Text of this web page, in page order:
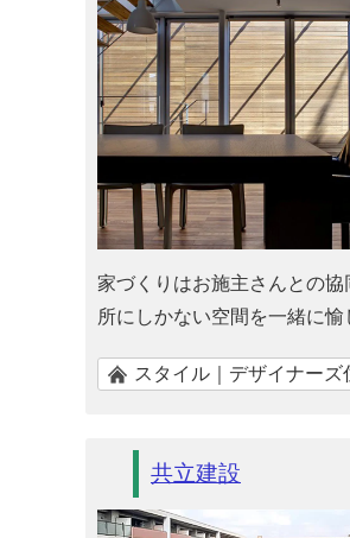
家づくりはお施主さんとの
所にしかない空間を一緒に愉
スタイル｜デザイナーズ
共立建設